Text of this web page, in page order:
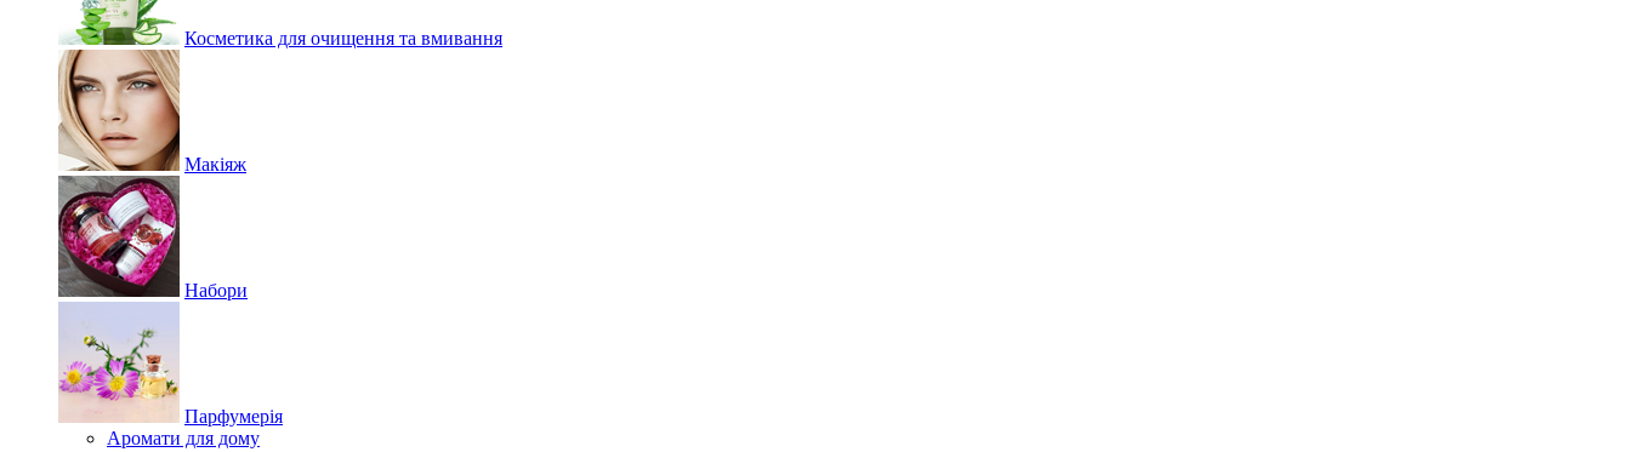
Косметика для очищення та вмивання
Макіяж
Набори
Парфумерія
Аромати для дому